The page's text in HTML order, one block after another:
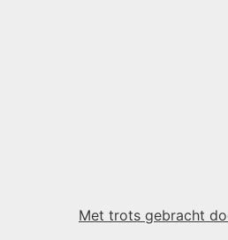
Met trots gebracht